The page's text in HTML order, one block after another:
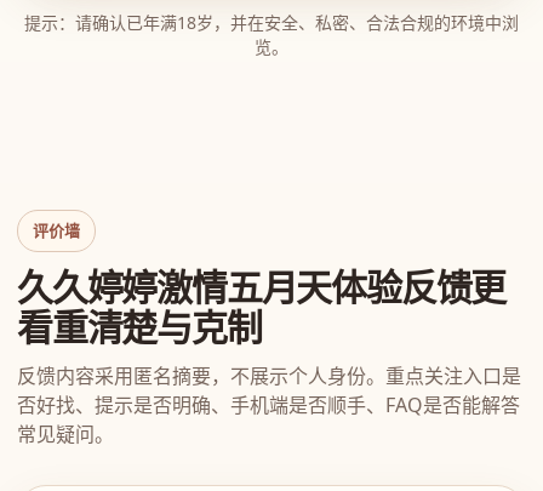
提示：请确认已年满18岁，并在安全、私密、合法合规的环境中浏
览。
评价墙
久久婷婷激情五月天体验反馈更
看重清楚与克制
反馈内容采用匿名摘要，不展示个人身份。重点关注入口是
否好找、提示是否明确、手机端是否顺手、FAQ是否能解答
常见疑问。